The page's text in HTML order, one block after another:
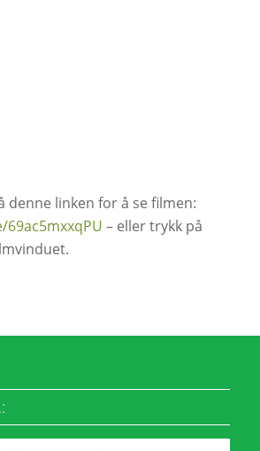
denne linken for å se filmen:
– eller trykk på